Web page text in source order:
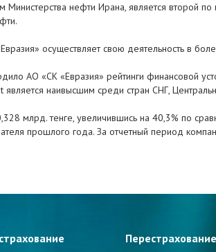
нефти Ирана, является второй
осуществляет свою деятельность в
АО «СК «Евразия» рейтинги финансовой
наивысшим среди стран СНГ,
млрд. тенге, увеличившись на 40,3% по
прошлого года. За отчетный период
Перестрахование